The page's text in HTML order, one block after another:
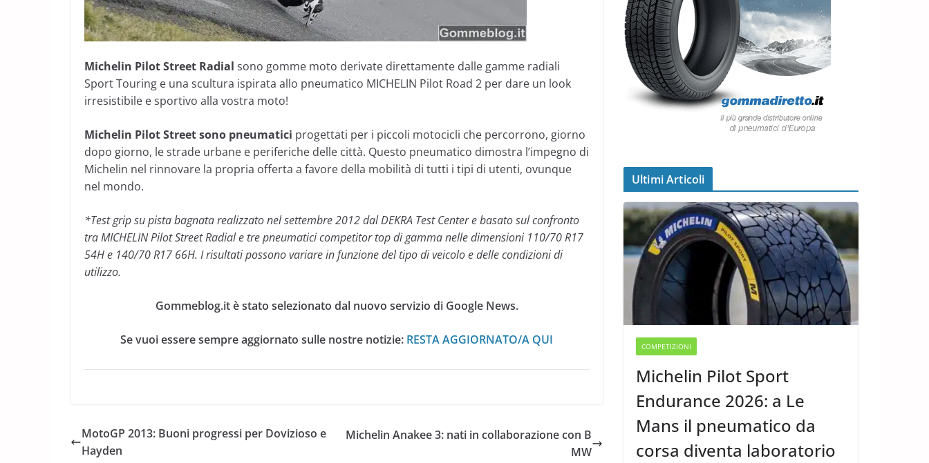
Michelin Pilot Street Radial sono gomme moto derivate direttamente dalle gamme radiali
Sport Touring e una scultura ispirata allo pneumatico MICHELIN Pilot Road 2 per dare un look
irresistibile e sportivo alla vostra moto!
Michelin Pilot Street sono pneumatici progettati per i piccoli motocicli che percorrono, giorno
dopo giorno, le strade urbane e periferiche delle città. Questo pneumatico dimostra l’impegno di
Michelin nel rinnovare la propria offerta a favore della mobilità di tutti i tipi di utenti, ovunque
nel mondo.
*Test grip su pista bagnata realizzato nel settembre 2012 dal DEKRA Test Center e basato sul confronto
tra MICHELIN Pilot Street Radial e tre pneumatici competitor top di gamma nelle dimensioni 110/70 R17
54H e 140/70 R17 66H. I risultati possono variare in funzione del tipo di veicolo e delle condizioni di
utilizzo.
Gommeblog.it è stato selezionato dal nuovo servizio di Google News.
Se vuoi essere sempre aggiornato sulle nostre notizie: RESTA AGGIORNATO/A QUI
MotoGP 2013: Buoni progressi per Dovizioso e
Hayden
Michelin Anakee 3: nati in collaborazione con B
MW
Ultimi Articoli
COMPETIZIONI
Michelin Pilot Sport
Endurance 2026: a Le
Mans il pneumatico da
corsa diventa laboratorio